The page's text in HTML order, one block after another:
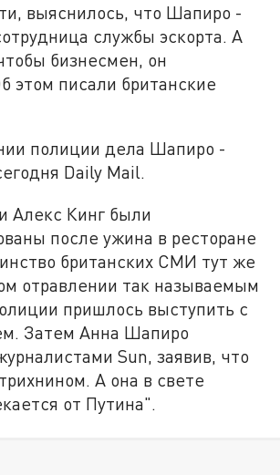
выяснилось, что Шапиро -
службы эскорта. А
бизнесмен, он
этом писали британские
полиции дела Шапиро -
Daily Mail.
Алекс Кинг были
после ужина в ресторане
британских СМИ тут же
отравлении так называемым
пришлось выступить с
Затем Анна Шапиро
Sun, заявив, что
А она в свете
от Путина".